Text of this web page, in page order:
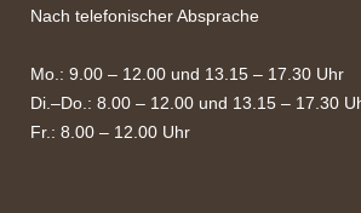
Nach telefonischer Absprache
Mo.: 9.00 – 12.00 und 13.15 – 17.30 Uhr
Di.–Do.: 8.00 – 12.00 und 13.15 – 17.30
Fr.: 8.00 – 12.00 Uhr